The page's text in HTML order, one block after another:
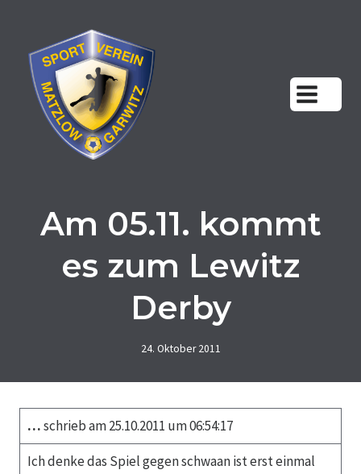
springen
Am 05.11. kommt
es zum Lewitz
Derby
24. Oktober 2011
…schrieb am 25.10.2011 um 06:54:17
Ich denke das Spiel gegen schwaan ist erst einmal